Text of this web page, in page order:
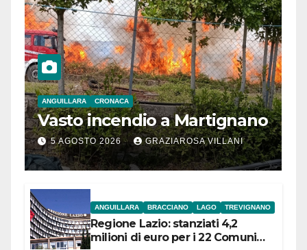
ANGUILLARA CRONACA
Vasto incendio a Martignano
5 AGOSTO 2026 GRAZIAROSA VILLANI
ANGUILLARA BRACCIANO LAGO TREVIGNANO
Regione Lazio: stanziati 4,2
milioni di euro per i 22 Comuni